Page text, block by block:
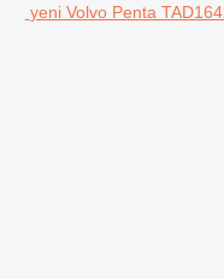
yeni Volvo Penta